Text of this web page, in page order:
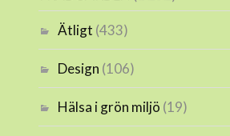
Ätligt (433)
Design (106)
Hälsa i grön miljö (19)